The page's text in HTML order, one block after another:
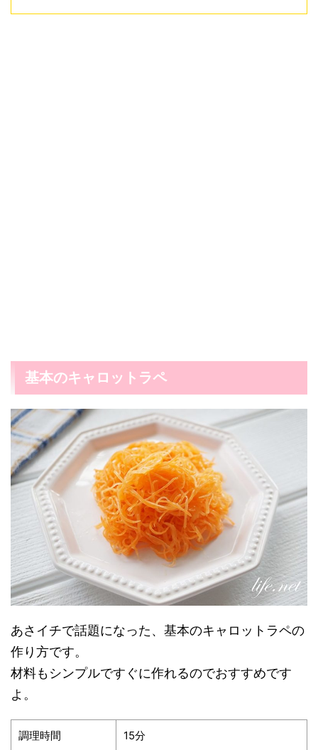
基本のキャロットラペ
あさイチで話題になった、基本のキャロットラペの
作り方です。
材料もシンプルですぐに作れるのでおすすめです
よ。
調理時間 15分